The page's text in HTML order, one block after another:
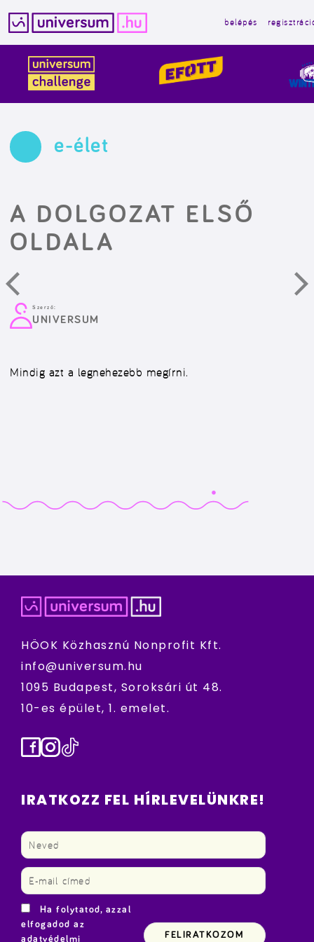
tartalomba
belépés
e-élet
A DOLGOZAT ELSŐ
OLDALA
Szerző:
UNIVERSUM
Mindig azt a legnehezebb megírni.
HÖOK Közhasznú Nonprofit Kft.
info@universum.hu
1095 Budapest, Soroksári út 48.
10-es épület, 1. emelet.
Facebook
Instagram
TikTok
IRATKOZZ FEL HÍRLEVELÜNKRE!
Ha folytatod, azzal
elfogadod az
adatvédelmi